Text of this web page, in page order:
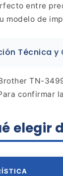
entre
modelo de
Técnica
TN-
confirmar
elegir